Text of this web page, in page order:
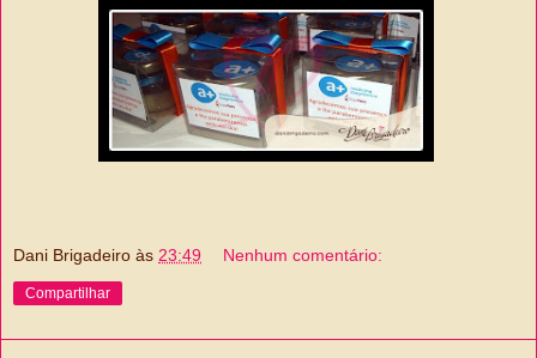
Dani Brigadeiro às 23:49 Nenhum comentário:
Compartilhar